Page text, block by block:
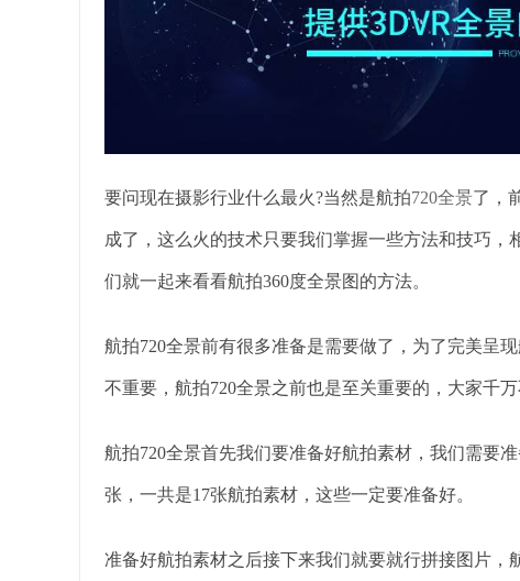
要问现在摄影行业什么最火?当然是航拍720全景了，
成了，这么火的技术只要我们掌握一些方法和技巧
们就一起来看看航拍360度全景图的方法。
航拍720全景前有很多准备是需要做了，为了完美呈
不重要，航拍720全景之前也是至关重要的，大家千万
航拍720全景首先我们要准备好航拍素材，我们需要
张，一共是17张航拍素材，这些一定要准备好。
准备好航拍素材之后接下来我们就要就行拼接图片，